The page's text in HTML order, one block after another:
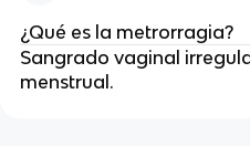
¿Qué es la metrorragia?
Sangrado vaginal
menstrual.